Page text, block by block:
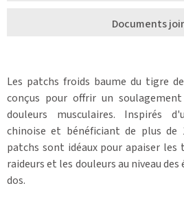
Documents
Les patchs froids baume du tigre
conçus pour offrir un
douleurs musculaires. Inspirés
chinoise et bénéficiant de plus de
patchs sont idéaux pour apaiser les
raideurs et les douleurs au niveau des
dos.